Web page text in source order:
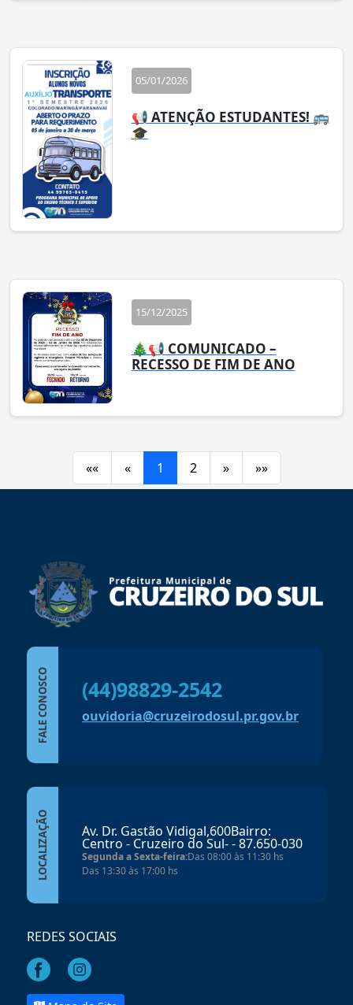
05/01/2026
📢 ATENÇÃO ESTUDANTES! 🚌
🎓
15/12/2025
🎄📢 COMUNICADO –
RECESSO DE FIM DE ANO
«« « 1 2 »
»»
FALE CONOSCO (44)98829-2542
ouvidoria@cruzeirodosul.pr.gov.br
LOCALIZAÇÃO Av. Dr. Gastão Vidigal,600Bairro:
Centro - Cruzeiro do Sul- - 87.650-030
Segunda a Sexta-feira:Das 08:00 às 11:30 hs
Das 13:30 às 17:00 hs
REDES SOCIAIS